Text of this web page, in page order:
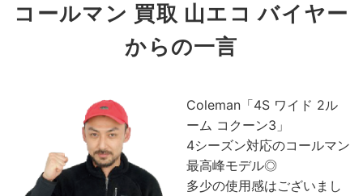
コールマン 買取 山エコ バイヤー
からの一言
Coleman「4S ワイド 2ル
ーム コクーン3」
4シーズン対応のコールマン
最高峰モデル◎
多少の使用感はございまし